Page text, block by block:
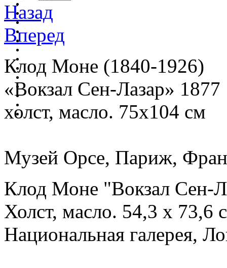
Назад
Вперед
Клод Моне (1840-1926)
«Вокзал Сен-Лазар» 1877
холст, масло. 75х104 см
Музей Орсе, Париж,
Клод Моне "Вокзал Сен-
Холст, масло. 54,3 х 73,6
Национальная галерея,